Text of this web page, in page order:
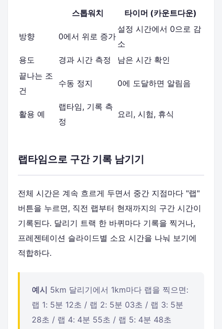
스톱워치 타이머 (카운트다운)
방향 0에서 위로 증가
설정 시간에서 0으로 감
소
용도
경과 시간 측정
남은 시간 확인
끝나는 조
건
수동 정지 0에 도달하면 알림음
활용 예
랩타임, 기록 측
정
요리, 시험, 휴식
랩타임으로 구간 기록 남기기
전체 시간은 계속 흐르게 두면서 중간 지점마다 "랩"
버튼을 누르면, 직전 랩부터 현재까지의 구간 시간이
기록된다. 달리기 트랙 한 바퀴마다 기록을 찍거나,
프레젠테이션 슬라이드별 소요 시간을 나눠 보기에
적합하다.
예시 5km 달리기에서 1km마다 랩을 찍으면:
랩 1: 5분 12초 / 랩 2: 5분 03초 / 랩 3: 5분
28초 / 랩 4: 4분 55초 / 랩 5: 4분 48초